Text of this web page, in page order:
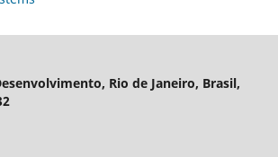
Rio de Janeiro, Brasil,